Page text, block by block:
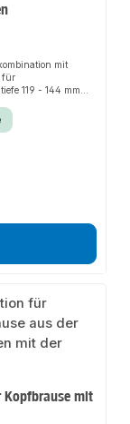
mit
für
119 - 144 mmMit
und
mit speziellem
OS Smartphone
Nr.:
Kopfbrause mit